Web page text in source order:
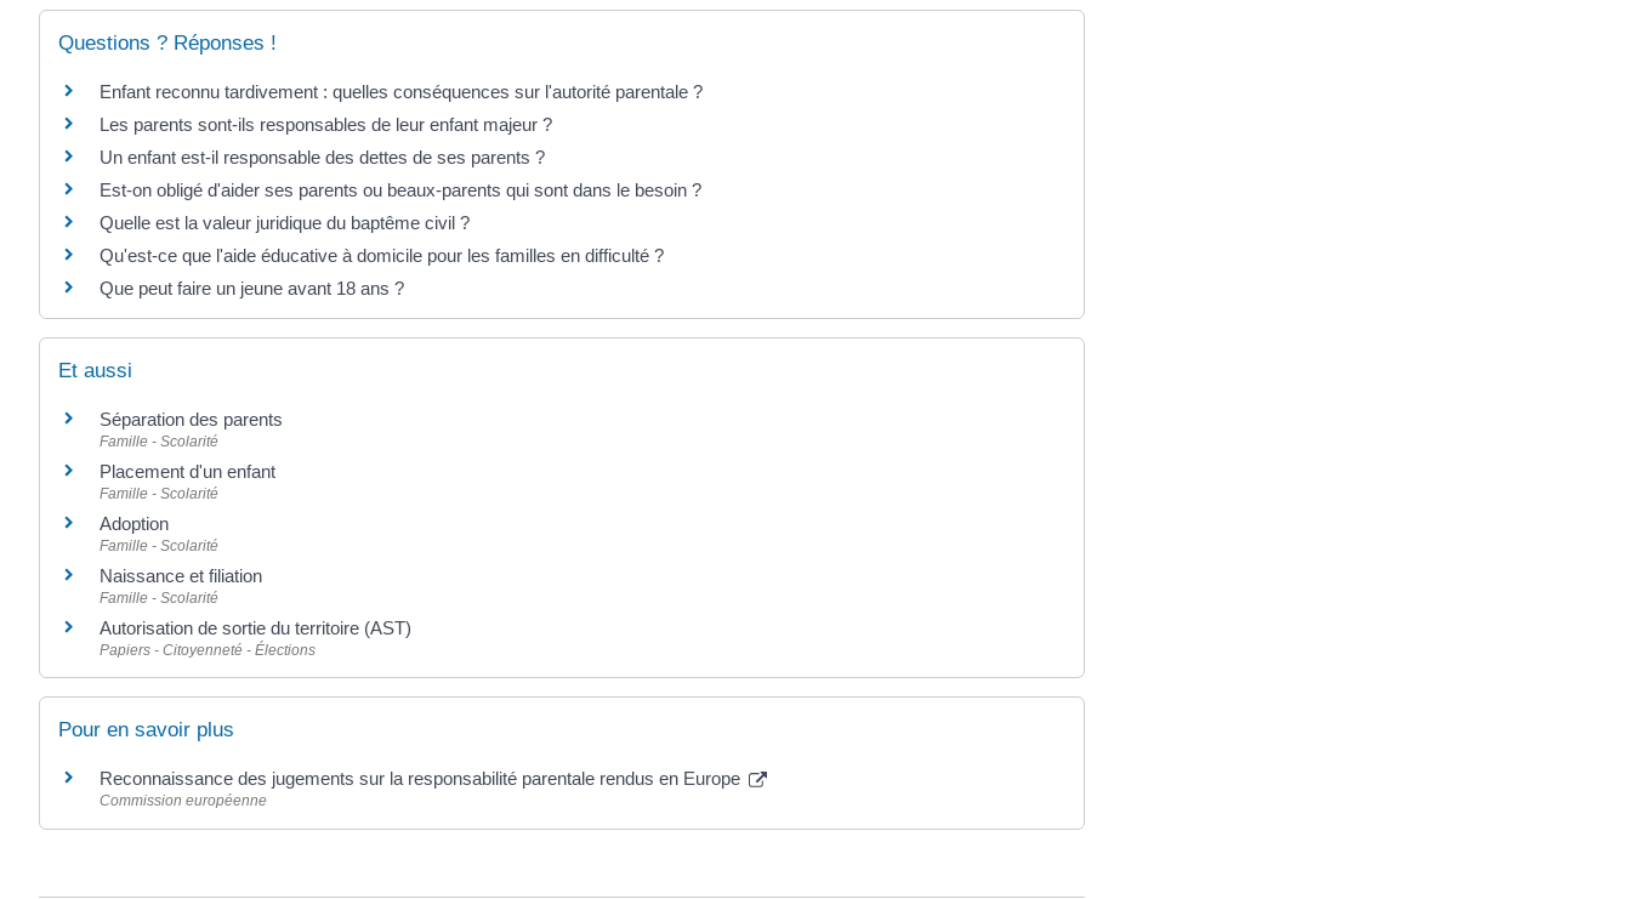
Questions ? Réponses !
Enfant reconnu tardivement : quelles conséquences sur l'autorité parentale ?
Les parents sont-ils responsables de leur enfant majeur ?
Un enfant est-il responsable des dettes de ses parents ?
Est-on obligé d'aider ses parents ou beaux-parents qui sont dans le besoin ?
Quelle est la valeur juridique du baptême civil ?
Qu'est-ce que l'aide éducative à domicile pour les familles en difficulté ?
Que peut faire un jeune avant 18 ans ?
Et aussi
Séparation des parents
Famille - Scolarité
Placement d'un enfant
Famille - Scolarité
Adoption
Famille - Scolarité
Naissance et filiation
Famille - Scolarité
Autorisation de sortie du territoire (AST)
Papiers - Citoyenneté - Élections
Pour en savoir plus
Reconnaissance des jugements sur la responsabilité parentale rendus en Europe
Commission européenne